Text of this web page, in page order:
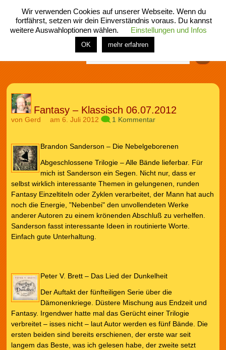
menü
home rubrik buch comic spiel fotos shop
Fantasy – Klassisch 06.07.2012
von Gerd am 6. Juli 2012 1 Kommentar
Brandon Sanderson – Die Nebelgeborenen
Abgeschlossene Trilogie – Alle Bände lieferbar. Für
mich ist Sanderson ein Segen. Nicht nur, dass er
selbst wirklich interessante Themen in gelungenen, runden
Fantasy Einzeltiteln oder Zyklen verarbeitet, der Mann hat auch
noch die Energie, "Nebenbei" den unvollendeten Werke
anderer Autoren zu einem krönenden Abschluß zu verhelfen.
Sanderson fasst interessante Ideen in routinierte Worte.
Einfach gute Unterhaltung.
Peter V. Brett – Das Lied der Dunkelheit
Der Auftakt der fünfteiligen Serie über die
Dämonenkriege. Düstere Mischung aus Endzeit und
Fantasy. Irgendwer hatte mal das Gerücht einer Trilogie
verbreitet – isses nicht – laut Autor werden es fünf Bände. Die
ersten beiden sind bereits erschienen, der erste war seit
langem das Beste, was ich gelesen habe, der zweite setzt
Wir verwenden Cookies auf unserer Webseite. Wenn du
fortfährst, setzen wir dein Einverständnis voraus. Du kannst
weitere Auswahloptionen wählen.
Einstellungen und Infos
OK mehr erfahren